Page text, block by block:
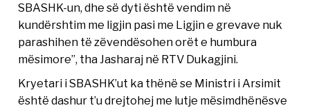
SBASHK-un, dhe së dyti është vendim në
kundërshtim me ligjin pasi me Ligjin e grevave nuk
parashihen të zëvendësohen orët e humbura
mësimore”, tha Jasharaj në RTV Dukagjini.
Kryetari i SBASHK’ut ka thënë se Ministri i Arsimit
është dashur t’u drejtohej me lutje mësimdhënësve